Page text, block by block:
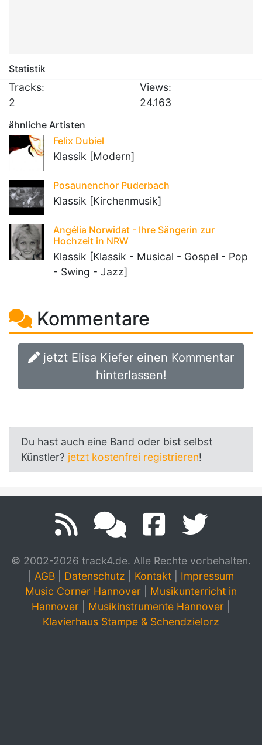
Statistik
Tracks:
2
Views:
24.163
ähnliche Artisten
Felix Dubiel
Klassik [Modern]
Posaunenchor Puderbach
Klassik [Kirchenmusik]
Angélia Norwidat - Ihre Sängerin zur
Hochzeit in NRW
Klassik [Klassik - Musical - Gospel - Pop
- Swing - Jazz]
Kommentare
jetzt Elisa Kiefer einen Kommentar
hinterlassen!
Du hast auch eine Band oder bist selbst
Künstler? jetzt kostenfrei registrieren!
© 2002-2026 track4.de. Alle Rechte vorbehalten.
AGB Datenschutz Kontakt
Impressum
Music Corner Hannover
Musikunterricht in
Hannover
Musikinstrumente Hannover
Klavierhaus Stampe & Schendzielorz